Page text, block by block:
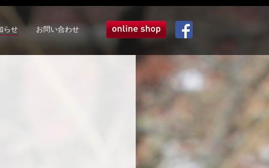
らせ お問い合わせ オンラインショップ